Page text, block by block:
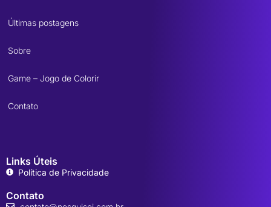
Últimas postagens
Sobre
Game – Jogo de Colorir
Contato
Links Úteis
Política de Privacidade
Contato